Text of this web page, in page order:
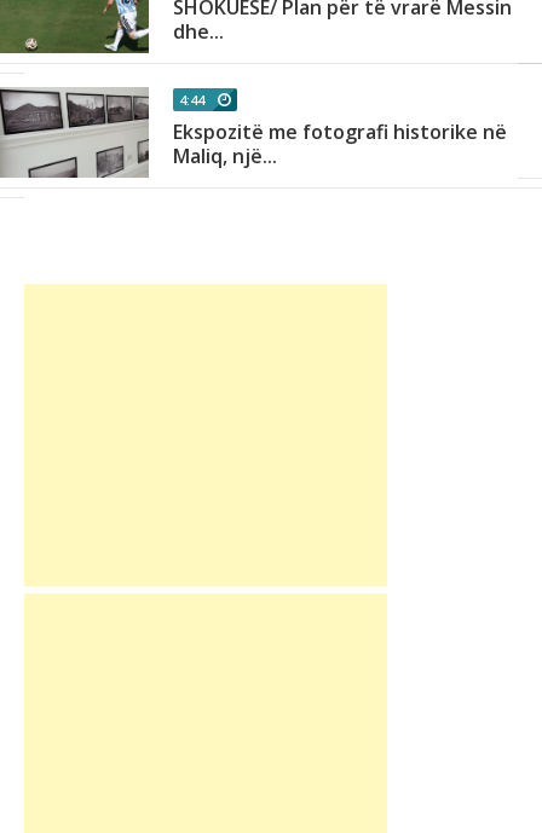
SHOKUESE/ Plan për të vrarë Messin
dhe...
4:44
Ekspozitë me fotografi historike në
Maliq, një...